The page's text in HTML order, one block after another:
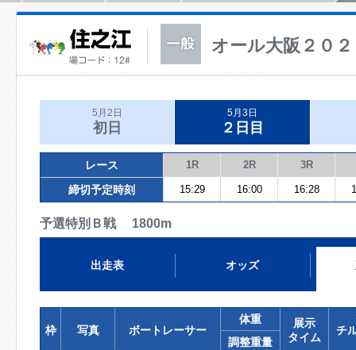
オール大阪２０
5月2日
初日
5月3日
２日目
レース 1R 2R 3R
締切予定時刻 15:29 16:00 16:28
予選特別Ｂ戦 1800m
出走表 オッズ
枠 写真 ボートレーサー
体重
展示
タイム
チ
調整重量